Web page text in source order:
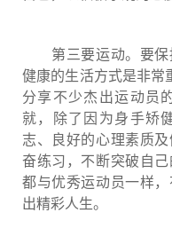
第三要运动。要保
健康的生活方式是非
分享不少杰出运动员
就，除了因为身手矫
志、良好的心理素质
奋练习，不断突破自
都与优秀运动员一样
出精彩人生。